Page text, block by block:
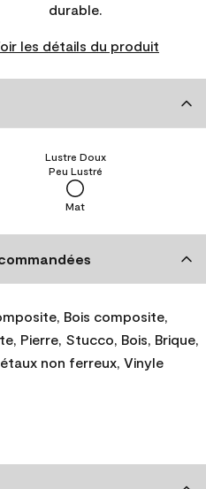
durable.
les détails du produit
Mat
Peu Lustré
Lustre Doux
Bois composite,
Pierre, Stucco, Bois, Brique,
non ferreux, Vinyle